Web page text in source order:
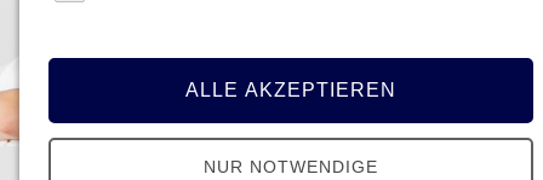
ALLE AKZEPTIEREN
NUR NOTWENDIGE